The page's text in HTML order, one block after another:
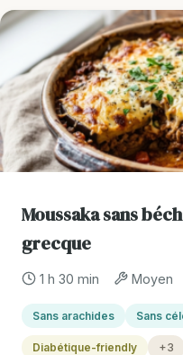
Moussaka sans
grecque
1 h 30 min Moyen
Sans arachides Sans
Diabétique-friendly +3